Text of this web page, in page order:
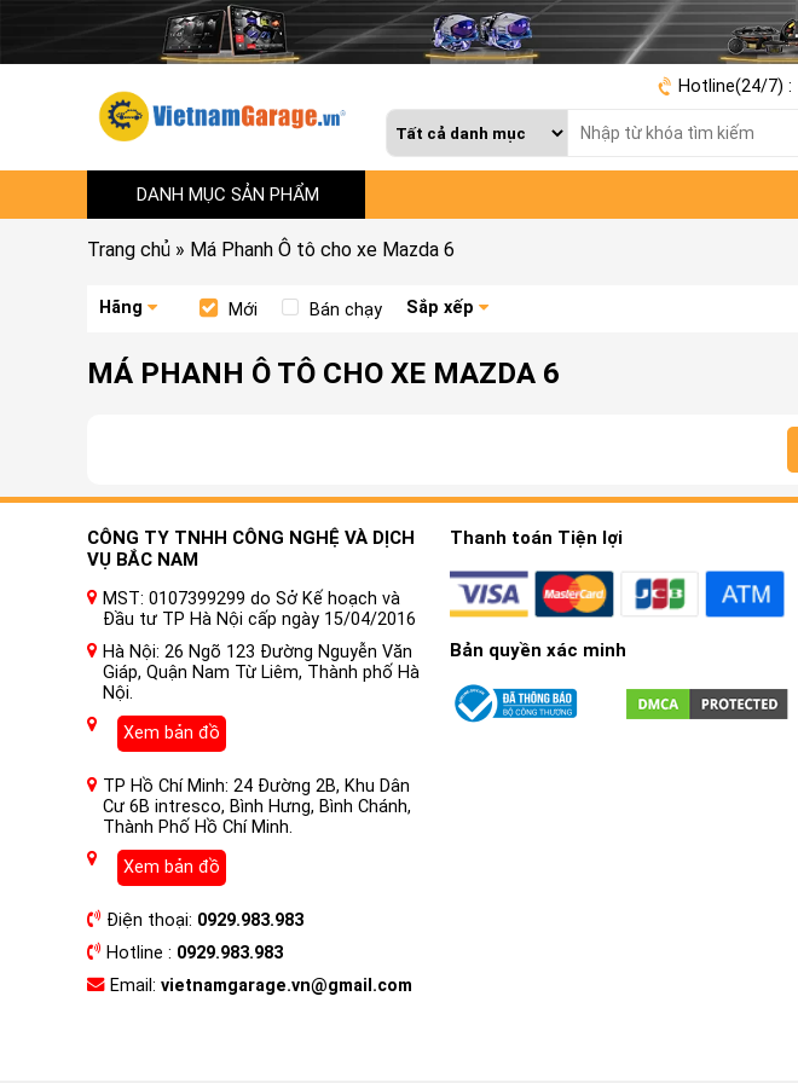
Hotline(24/7) :
DANH MỤC SẢN PHẨM
Trang chủ » Má Phanh Ô tô cho xe Mazda 6
Hãng Mới Bán chạy Sắp xếp
MÁ PHANH Ô TÔ CHO XE MAZDA 6
CÔNG TY TNHH CÔNG NGHỆ VÀ DỊCH
VỤ BẮC NAM
MST: 0107399299 do Sở Kế hoạch và
Đầu tư TP Hà Nội cấp ngày 15/04/2016
Hà Nội: 26 Ngõ 123 Đường Nguyễn Văn
Giáp, Quận Nam Từ Liêm, Thành phố Hà
Nội.
Xem bản đồ
TP Hồ Chí Minh: 24 Đường 2B, Khu Dân
Cư 6B intresco, Bình Hưng, Bình Chánh,
Thành Phố Hồ Chí Minh.
Xem bản đồ
Điện thoại: 0929.983.983
Hotline : 0929.983.983
Email: vietnamgarage.vn@gmail.com
Thanh toán Tiện lợi
Bản quyền xác minh